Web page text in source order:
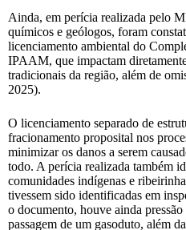
Ainda, em perícia realizada pelo
químicos e geólogos, foram
licenciamento ambiental do
IPAAM, que impactam
tradicionais da região, além de
2025).
O licenciamento separado de
fracionamento proposital nos
minimizar os danos a serem
todo. A perícia realizada também
comunidades indígenas e
tivessem sido identificadas em
o documento, houve ainda
passagem de um gasoduto, além